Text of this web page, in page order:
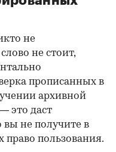
не
не стоит,
прописанных в
архивной
это даст
вы не получите в
пользования.